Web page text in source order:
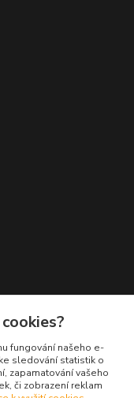
fungování našeho e-
sledování statistik o
zapamatování vašeho
či zobrazení reklam